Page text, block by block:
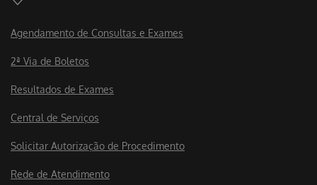
Agendamento de Consultas e Exames
2ª Via de Boletos
Resultados de Exames
Central de Serviços
Solicitar Autorização de Procedimento
Rede de Atendimento